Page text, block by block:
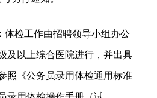
体检工作由招聘领导小组办公
及以上综合医院进行，并出具
照《公务员录用体检通用标准